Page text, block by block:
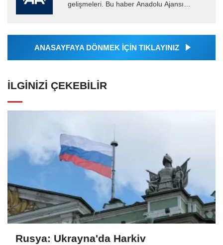
gelişmeleri. Bu haber Anadolu Ajansı
tarafından geçilen tüm...
ANASAYFAYA DÖNMEK İÇİN TIKLAYINIZ
İLGINIZI ÇEKEBILIR
Rusya: Ukrayna'da Harkiv